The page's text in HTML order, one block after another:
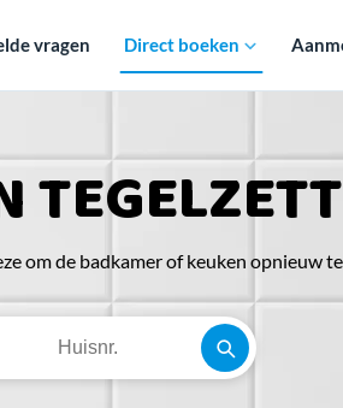
vragen Direct boeken
om de badkamer of keuken opnieuw